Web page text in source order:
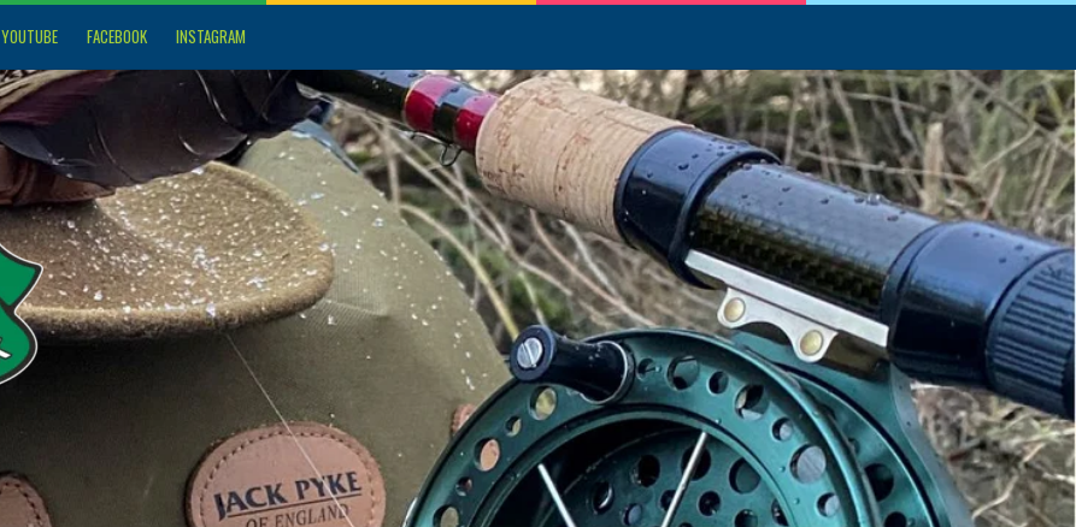
YOUTUBE FACEBOOK INSTAGRAM